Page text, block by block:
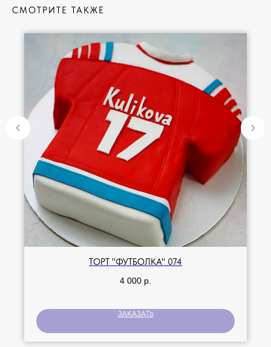
СМОТРИТЕ ТАКЖЕ
ТОРТ "ФУТБОЛКА" 074
4 000 р.
ЗАКАЗАТЬ